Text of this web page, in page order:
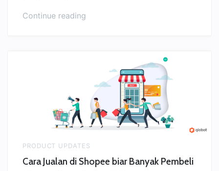
Continue reading
Terbaru
2022”
PRODUCT UPDATES
Cara Jualan di Shopee biar Banyak Pembeli